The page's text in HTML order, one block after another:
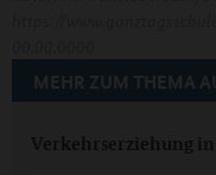
MEHR ZUM THEMA
Verkehrserziehung in